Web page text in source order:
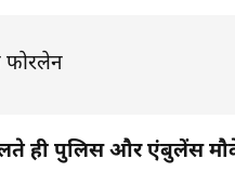
ही पुलिस और एंबुलेंस